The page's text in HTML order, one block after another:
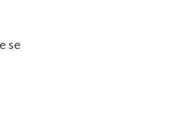
se